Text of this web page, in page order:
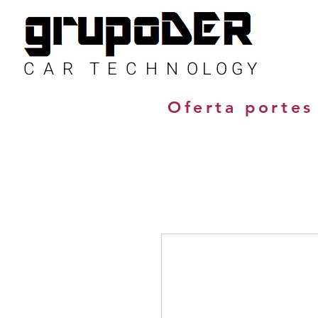
C A R T E C H N O L O G Y
Oferta portes